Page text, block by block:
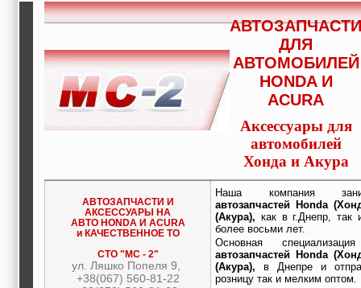
светопразрачные
фасады
тренинги, семинары,
квалификации
Промышленное
оборудование:
активный отдых:
спортклубы, фитнес,
бильярд, боулинг,
кино, спорттовары,
экстим
Строительство и
ремонт: проектные
работы,
АВТОЗАПЧАСТИ
ДЛЯ
АВТОМОБИЛЕЙ
HONDA И
ACURA
Аксессуары для
автомобилей
Хонда и Акура
АВТОЗАПЧАСТИ И
АКСЕССУАРЫ НА
АВТО HONDA И ACURA
и КАЧЕСТВЕННОЕ ТО
СТО "МС - 2"
ул. Ляшко Попеля 9,
+38(067) 560-81-22
Наша компания
автозапчастей Honda
(Акура), как в г.Днепр, так
более восьми лет.
Основная
автозапчастей Honda
(Акура), в Днепре и
розницу так и мелким оптом.